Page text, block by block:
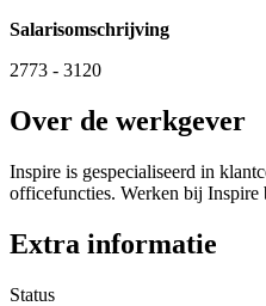
Salarisomschrijving
2773 - 3120
Over de werkgever
Inspire is gespecialiseerd in
officefuncties. Werken bij Inspire
Extra informatie
Status